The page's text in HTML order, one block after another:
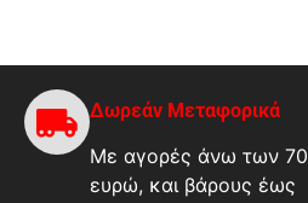
Δωρεάν Μεταφορικά
Με αγορές άνω των 70
ευρώ, και βάρους έως